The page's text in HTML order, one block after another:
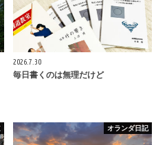
2026.7.30
毎日書くのは無理だけど
オランダ日記